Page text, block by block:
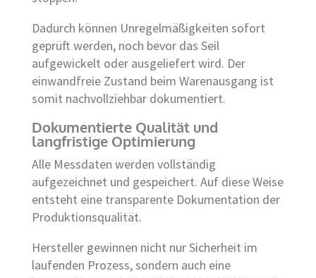
Dadurch können Unregelmäßigkeiten sofort
geprüft werden, noch bevor das Seil
aufgewickelt oder ausgeliefert wird. Der
einwandfreie Zustand beim Warenausgang ist
somit nachvollziehbar dokumentiert.
Dokumentierte Qualität und
langfristige Optimierung
Alle Messdaten werden vollständig
aufgezeichnet und gespeichert. Auf diese Weise
entsteht eine transparente Dokumentation der
Produktionsqualität.
Hersteller gewinnen nicht nur Sicherheit im
laufenden Prozess, sondern auch eine